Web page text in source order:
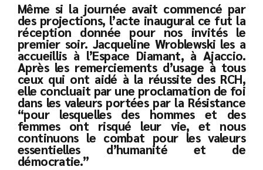
Même si la journée avait commencé par
des projections, l’acte inaugural ce fut la
réception donnée pour nos invités le
premier soir. Jacqueline Wroblewski les a
accueillis à l’Espace Diamant, à Ajaccio.
Après les remerciements d’usage à tous
ceux qui ont aidé à la réussite des RCH,
elle concluait par une proclamation de foi
dans les valeurs portées par la Résistance
“pour lesquelles des hommes et des
femmes ont risqué leur vie, et nous
continuons le combat pour les valeurs
essentielles d’humanité et de
démocratie.”